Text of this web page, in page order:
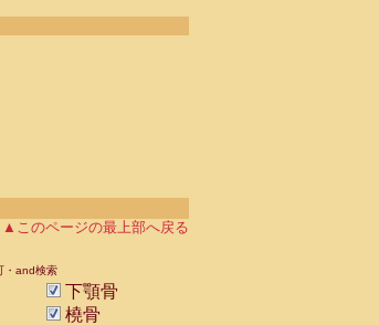
▲このページの最上部へ戻る
・and検索
下顎骨
橈骨